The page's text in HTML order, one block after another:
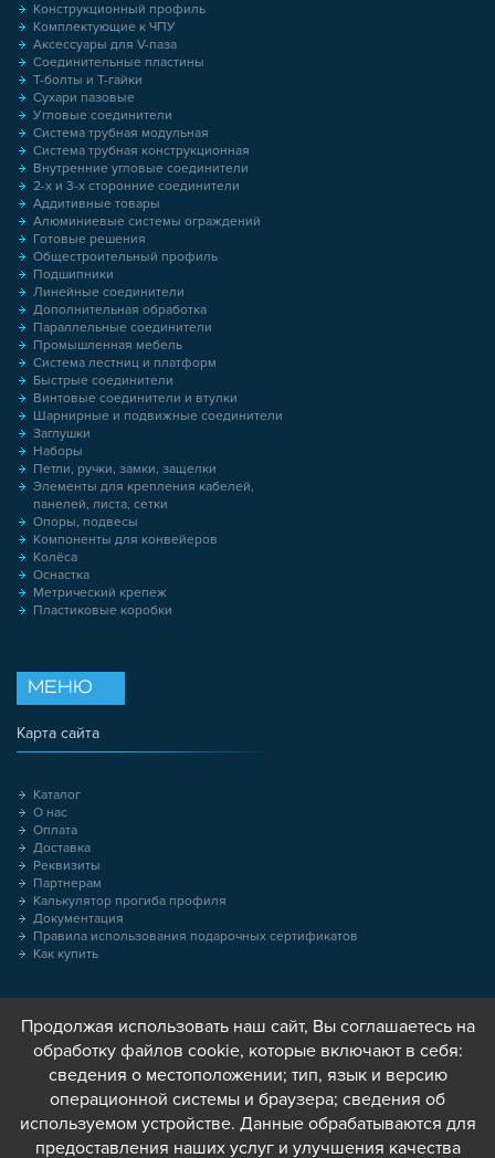
Конструкционный профиль
Комплектующие к ЧПУ
Аксессуары для V-паза
Соединительные пластины
Т-болты и Т-гайки
Сухари пазовые
Угловые соединители
Система трубная модульная
Система трубная конструкционная
Внутренние угловые соединители
2-х и 3-х сторонние соединители
Аддитивные товары
Алюминиевые системы ограждений
Готовые решения
Общестроительный профиль
Подшипники
Линейные соединители
Дополнительная обработка
Параллельные соединители
Промышленная мебель
Система лестниц и платформ
Быстрые соединители
Винтовые соединители и втулки
Шарнирные и подвижные соединители
Заглушки
Наборы
Петли, ручки, замки, защелки
Элементы для крепления кабелей,
панелей, листа, сетки
Опоры, подвесы
Компоненты для конвейеров
Колёса
Оснастка
Метрический крепеж
Пластиковые коробки
МЕНЮ
Карта сайта
Каталог
О нас
Оплата
Доставка
Реквизиты
Партнерам
Калькулятор прогиба профиля
Документация
Правила использования подарочных сертификатов
Как купить
Продолжая использовать наш сайт, Вы соглашаетесь на
обработку файлов cookie, которые включают в себя:
сведения о местоположении; тип, язык и версию
операционной системы и браузера; сведения об
используемом устройстве. Данные обрабатываются для
предоставления наших услуг и улучшения качества